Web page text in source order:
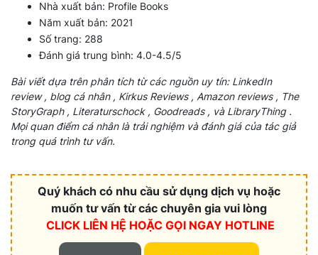
Nhà xuất bản: Profile Books
Năm xuất bản: 2021
Số trang: 288
Đánh giá trung bình: 4.0-4.5/5
Bài viết dựa trên phân tích từ các nguồn uy tín: LinkedIn
review , blog cá nhân , Kirkus Reviews , Amazon reviews , The
StoryGraph , Literaturschock , Goodreads , và LibraryThing .
Mọi quan điểm cá nhân là trải nghiệm và đánh giá của tác giả
trong quá trình tư vấn.
Quý khách có nhu cầu sử dụng dịch vụ hoặc
muốn tư vấn từ các chuyên gia vui lòng
CLICK LIÊN HỆ HOẶC GỌI NGAY HOTLINE